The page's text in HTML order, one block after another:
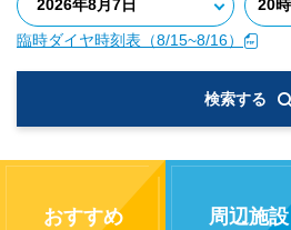
臨時ダイヤ時刻表（8/15~8/16）
検索する
おすすめ
周辺施設